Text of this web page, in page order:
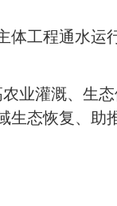
体工程通水运
业灌溉、生
生态恢复、助